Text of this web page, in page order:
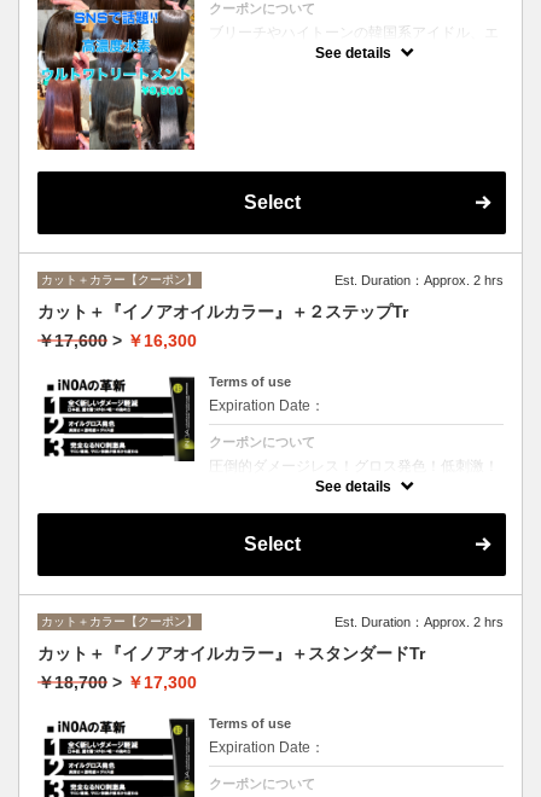
クーポンについて
ブリーチやハイトーンの韓国系アイドル、エ
イジング毛にお悩みの美魔女も夢中！全ての
See details
Select
カット＋カラー【クーポン】 Est. Duration：Approx. 2 hrs
カット＋『イノアオイルカラー』＋２ステップTr
￥17,600 > ￥16,300
Terms of use
Expiration Date：
クーポンについて
圧倒的ダメージレス！グロス発色！低刺激！
匂いも残らない！全く新しい処方のイノアオ
イルカラーのセットメニュー☆シャンプー、
ブロー込み。※リタッチカラーの場合は
See details
Select
カット＋カラー【クーポン】 Est. Duration：Approx. 2 hrs
カット＋『イノアオイルカラー』＋スタンダードTr
￥18,700 > ￥17,300
Terms of use
Expiration Date：
クーポンについて